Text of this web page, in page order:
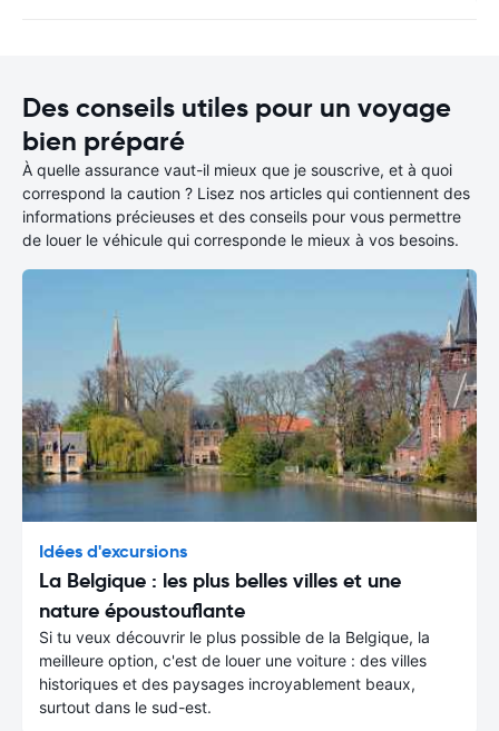
Des conseils utiles pour un voyage
bien préparé
À quelle assurance vaut-il mieux que je souscrive, et à quoi
correspond la caution ? Lisez nos articles qui contiennent des
informations précieuses et des conseils pour vous permettre
de louer le véhicule qui corresponde le mieux à vos besoins.
Idées d'excursions
La Belgique : les plus belles villes et une
nature époustouflante
Si tu veux découvrir le plus possible de la Belgique, la
meilleure option, c'est de louer une voiture : des villes
historiques et des paysages incroyablement beaux,
surtout dans le sud-est.